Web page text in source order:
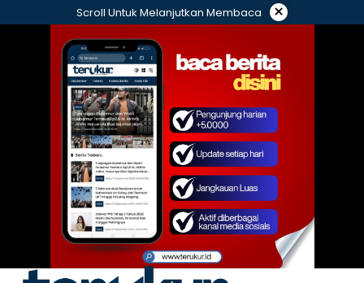
ke
Scroll Untuk Melanjutkan Membaca ×